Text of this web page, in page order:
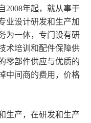
2008年起，就从事于
业设计研发和生产加
为一体，专门设有研
术培训和配件保障供
零部件供应与优质的
中间商的费用，价格
生产，在研发和生产